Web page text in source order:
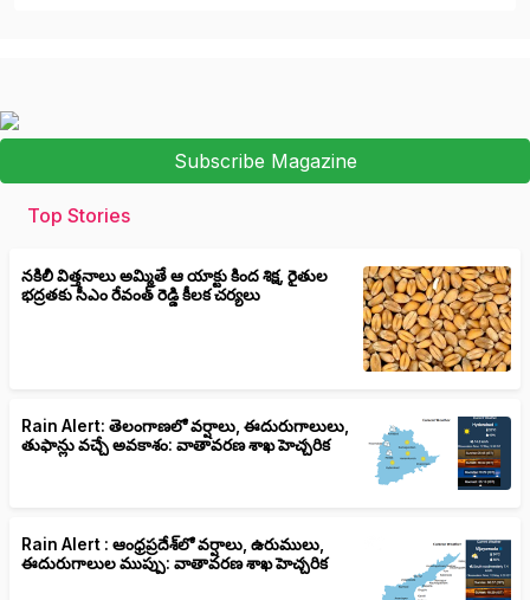
Subscribe Magazine
Top Stories
నకిలీ విత్తనాలు అమ్మితే ఆ యాక్టు కింద శిక్ష, రైతుల
భద్రతకు సీఎం రేవంత్ రెడ్డి కీలక చర్యలు
Rain Alert: తెలంగాణలో వర్షాలు, ఈదురుగాలులు,
తుఫాన్లు వచ్చే అవకాశం: వాతావరణ శాఖ హెచ్చరిక
Rain Alert : ఆంధ్రప్రదేశ్‌లో వర్షాలు, ఉరుములు,
ఈదురుగాలుల ముప్పు: వాతావరణ శాఖ హెచ్చరిక